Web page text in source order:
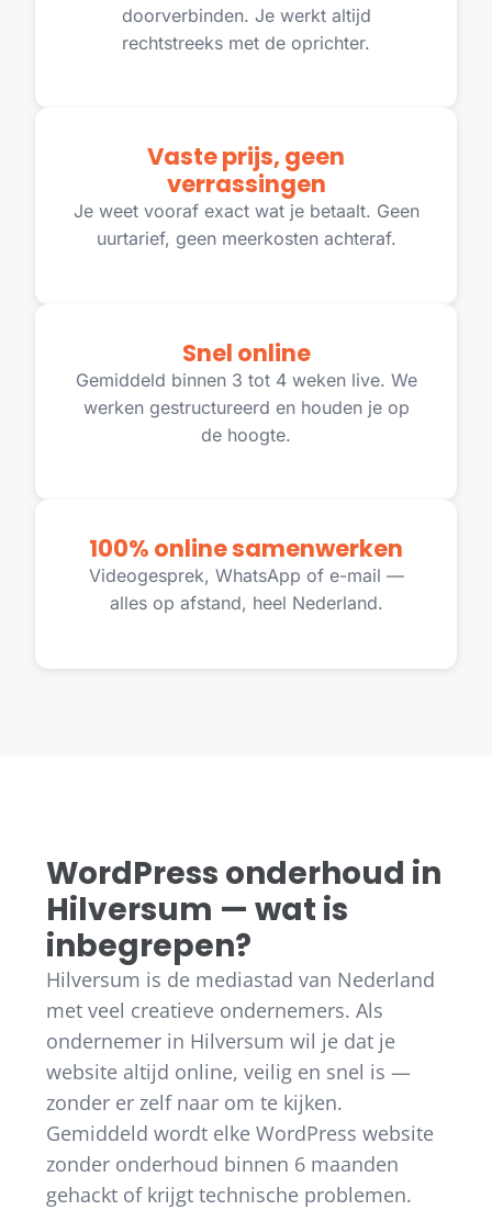
doorverbinden. Je werkt altijd
rechtstreeks met de oprichter.
Vaste prijs, geen
verrassingen
Je weet vooraf exact wat je betaalt. Geen
uurtarief, geen meerkosten achteraf.
Snel online
Gemiddeld binnen 3 tot 4 weken live. We
werken gestructureerd en houden je op
de hoogte.
100% online samenwerken
Videogesprek, WhatsApp of e-mail —
alles op afstand, heel Nederland.
WordPress onderhoud in
Hilversum — wat is
inbegrepen?
Hilversum is de mediastad van Nederland
met veel creatieve ondernemers. Als
ondernemer in Hilversum wil je dat je
website altijd online, veilig en snel is —
zonder er zelf naar om te kijken.
Gemiddeld wordt elke WordPress website
zonder onderhoud binnen 6 maanden
gehackt of krijgt technische problemen.